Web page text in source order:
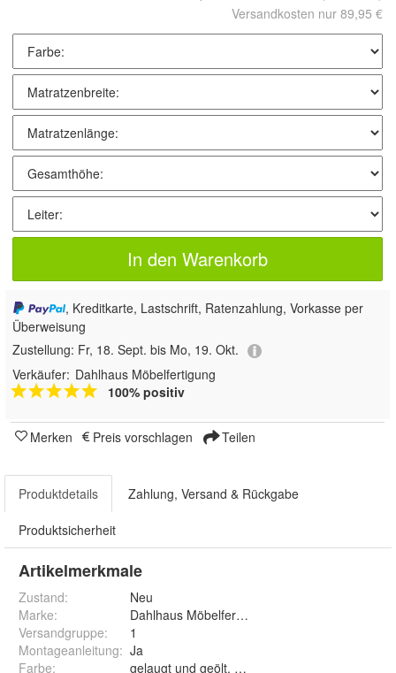
Versandkosten nur 89,95 €
In den Warenkorb
, Kreditkarte, Lastschrift, Ratenzahlung, Vorkasse per
Überweisung
Zustellung: Fr, 18. Sept. bis Mo, 19. Okt.
Verkäufer: Dahlhaus Möbelfertigung
100% positiv
Merken Preis vorschlagen Teilen
Produktdetails Zahlung, Versand & Rückgabe
Produktsicherheit
Artikelmerkmale
Zustand:
Neu
Marke:
Dahlhaus Möbelfertigung e.K.
Versandgruppe:
1
Montageanleitung: Ja
Farbe:
gelaugt und geölt, natur belassen, natur